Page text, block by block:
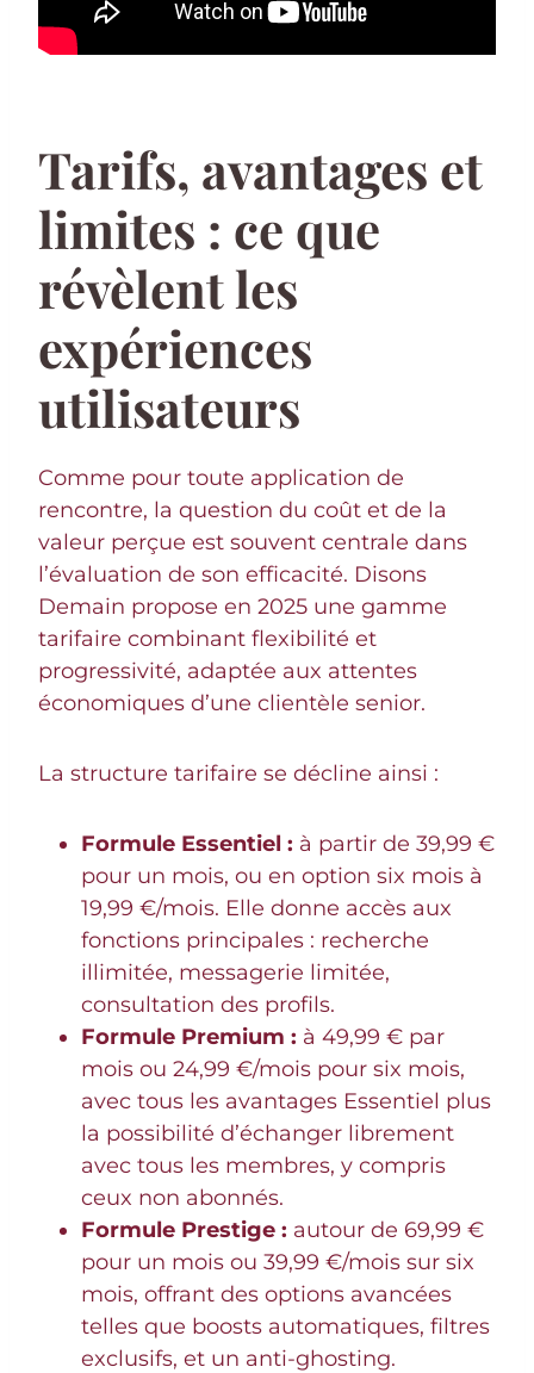
Tarifs, avantages et
limites : ce que
révèlent les
expériences
utilisateurs
Comme pour toute application de
rencontre, la question du coût et de la
valeur perçue est souvent centrale dans
l’évaluation de son efficacité. Disons
Demain propose en 2025 une gamme
tarifaire combinant flexibilité et
progressivité, adaptée aux attentes
économiques d’une clientèle senior.
La structure tarifaire se décline ainsi :
Formule Essentiel : à partir de 39,99 €
pour un mois, ou en option six mois à
19,99 €/mois. Elle donne accès aux
fonctions principales : recherche
illimitée, messagerie limitée,
consultation des profils.
Formule Premium : à 49,99 € par
mois ou 24,99 €/mois pour six mois,
avec tous les avantages Essentiel plus
la possibilité d’échanger librement
avec tous les membres, y compris
ceux non abonnés.
Formule Prestige : autour de 69,99 €
pour un mois ou 39,99 €/mois sur six
mois, offrant des options avancées
telles que boosts automatiques, filtres
exclusifs, et un anti-ghosting.